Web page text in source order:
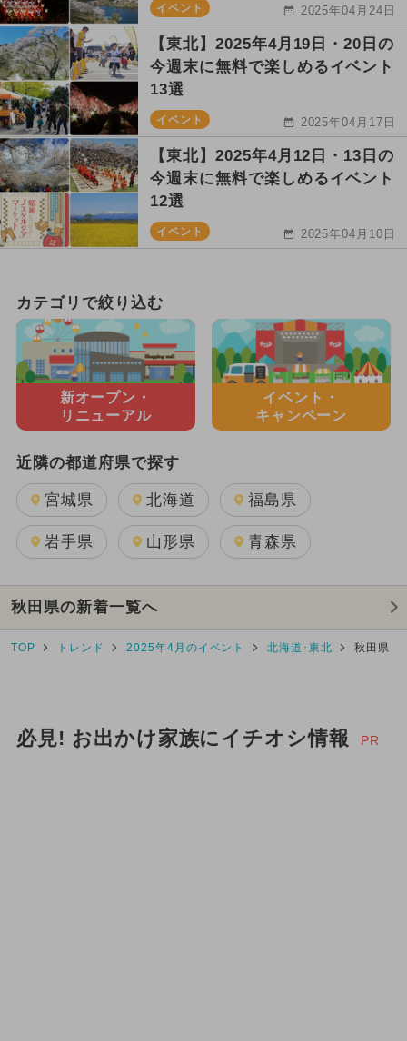
イベント 2025年04月24日
【東北】2025年4月19日・20日の
今週末に無料で楽しめるイベント
13選
イベント 2025年04月17日
【東北】2025年4月12日・13日の
今週末に無料で楽しめるイベント
12選
イベント 2025年04月10日
カテゴリで絞り込む
新オープン・
リニューアル
イベント・
キャンペーン
近隣の都道府県で探す
宮城県 北海道 福島県
岩手県 山形県 青森県
秋田県の新着一覧へ
TOP トレンド 2025年4月のイベント 北海道･東北 秋田県
必見! お出かけ家族にイチオシ情報 PR